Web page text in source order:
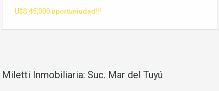
U$S 45,000 oportuniudad!!!
Miletti Inmobiliaria: Suc. Mar del Tuyú